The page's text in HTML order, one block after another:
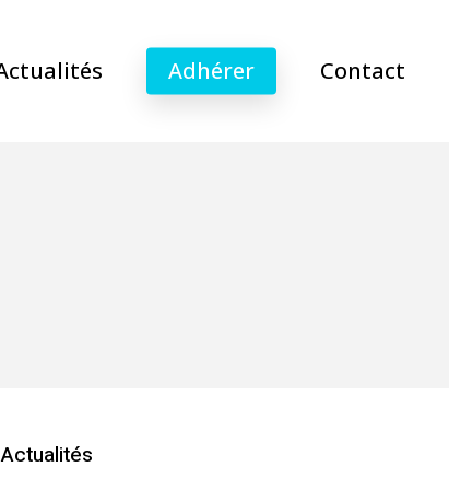
Adhérer Contact
Actualités